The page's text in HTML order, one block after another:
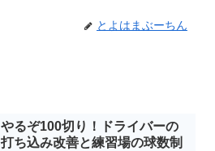
とよはまぶーちん
やるぞ100切り！ドライバーの
打ち込み改善と練習場の球数制